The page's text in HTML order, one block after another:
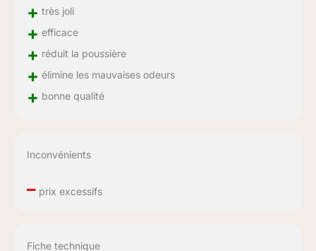
+ très joli
+ efficace
+ réduit la poussière
+ élimine les mauvaises odeurs
+ bonne qualité
Inconvénients
–prix excessifs
Fiche technique